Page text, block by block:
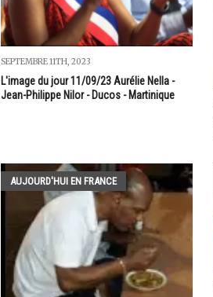
SEPTEMBRE 11TH, 2023
L'image du jour 11/09/23 Aurélie Nella -
Jean-Philippe Nilor - Ducos - Martinique
AUJOURD'HUI EN FRANCE